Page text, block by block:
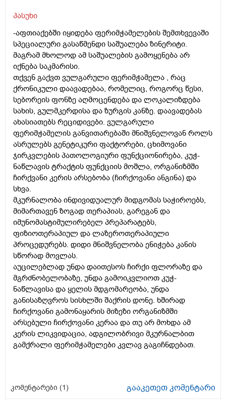
პასუხი
-აფთიაქებში იყიდება ფერიმჭამელების შემთხვევაში
სპეციალური გასაწმენდი საშუალება ზინერიტი.
მაგრამ მხოლოდ ამ საშუალების გამოყენება არ
იქნება საკმარისი.
თქვენ გაქვთ ვულგარული ფერიმჭამელა , რაც
ქრონიკული დაავადებაა, რომელიც, როგორც წესი,
სებორეის ფონზე აღმოცენდება და ლოკალიზდება
სახის, გულმკერდისა და ზურგის კანზე. დაავადებას
ახასიათებს რეციდივები. ვულგარული
ფერიმჭამელის განვითარებაში მნიშვნელოვან როლს
ასრულებს გენეტიკური ფაქტორები, ცხიმოვანი
ჯირკვლების პათოლოგიური ფუნქციონირება, კუჭ-
ნაწლავის ტრაქტის ფუნქციის მოშლა, ორგანიზმში
ჩირქვანი კერის არსებობა (ჩირქოვანი ანგინა) და
სხვა.
მკურნალობა ინდივიდუალურ მიდგომას საჭიროებს,
მიმართავენ ზოგად თერაპიას, გარეგან და
იმუნომასტიმულირებელ პრეპარატებს,
ფიზიოთერაპიულ და ლაზეროთერაპიული
პროცედურებს. დიდი მნიშვნელობა ენიჭება კანის
სწორად მოვლას.
აუცილებლად უნდა დაითესოს ჩირქი ფლორაზე და
მგრძნობელობაზე, უნდა გამოიკვლიოთ კუჭ-
ნაწლავისა და ყელის მდგომარეობა, უნდა
განისაზღვროს სისხლში შაქრის დონე. ხშირად
ჩირქოვანი გამონაყარის მიზეზი ორგანიზმში
არსებული ჩირქოვანი კერაა და თუ არ მოხდა ამ
კერის ლიკვიდაცია, ადგილობრივი მკურნალბით
გამქრალი ფერიმჭამელები კვლავ გაგიჩნდებათ.
კომენტარები (1) გააკეთეთ კომენტარი